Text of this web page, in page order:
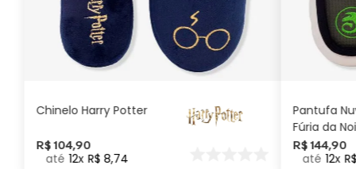
Chinelo Harry Potter
R$ 104,90
12 R$ 8,74
G GG M P
ADICIONAR AO
CARRINHO
Pantufa
Fúria da
Como
seu Dragão
R$ 144,90
12 R$